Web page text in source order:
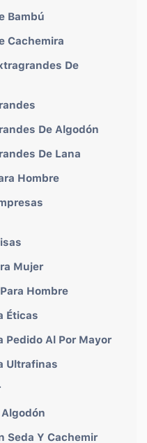
Bambú
Cachemira
De
De Algodón
De Lana
Hombre
Mujer
Hombre
Éticas
Pedido Al Por Mayor
Ultrafinas
Seda Y Cachemir